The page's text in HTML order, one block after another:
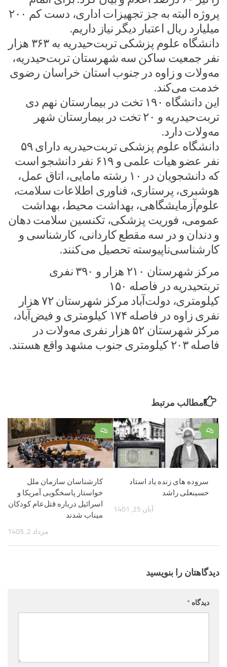
پروژه البته به جز تجهیزات اداری، دست کم ۲۰۰
میلیارد ریال اعتبار دیگر نیاز داریم.
دانشگاه علوم پزشکی تربت‌حیدریه به ۳۶۳ هزار
نفر جمعیت ساکن سه شهرستان تربت‌حیدریه،
مه‌ولات و زاوه در جنوب استان خراسان رضوی
خدمت می‌کند.
این دانشگاه ۱۹۰ تخت در بیمارستان نهم دی
تربت‌حیدریه و ۲۰ تخت در بیمارستان شهر
مه‌ولات دارد.
دانشگاه علوم پزشکی تربت‌حیدریه دارای ۵۹
نفر عضو هیات علمی و ۶۱۹ نفر دانشجو است
که دانشجویان در ۱۰ رشته مامایی، اتاق عمل،
هوشبری، پرستاری، فناوری اطلاعات سلامت،
علوم‌آزمایشگاهی، بهداشت محیط، بهداشت
عمومی، فوریت پزشکی، تکنسین سلامت دهان
و دندان و در سه مقطع کاردانی، کارشناسی و
کارشناسی‌ناپیوسته تحصیل می‌کنند.
مرکز شهرستان ۲۱۰ هزار و ۳۹۰ نفری
تربت‎حیدریه در فاصله ۱۵۰
کیلومتری، دولت‌آباد مرکز شهرستان ۷۲ هزار
نفری زاوه در فاصله ۱۷۴ کیلومتری و فیض‌آباد،
مرکز شهرستان ۵۲ هزار نفری مه‌ولات در
فاصله ۲۰۳ کیلومتری جنوب مشهد واقع هستند.
مطالب مرتبط
۰
کارشناسان سازمان ملل
خواستار پاسخگویی آمریکا و
اسرائیل درباره قتل‌عام کودکان
میناب شدند
مرداد 2, 1405
۰
سروده های زنده یاد استاد
حسینعلی راشد
آبان 25, 1401
دیدگاهتان را بنویسید
دیدگاه *